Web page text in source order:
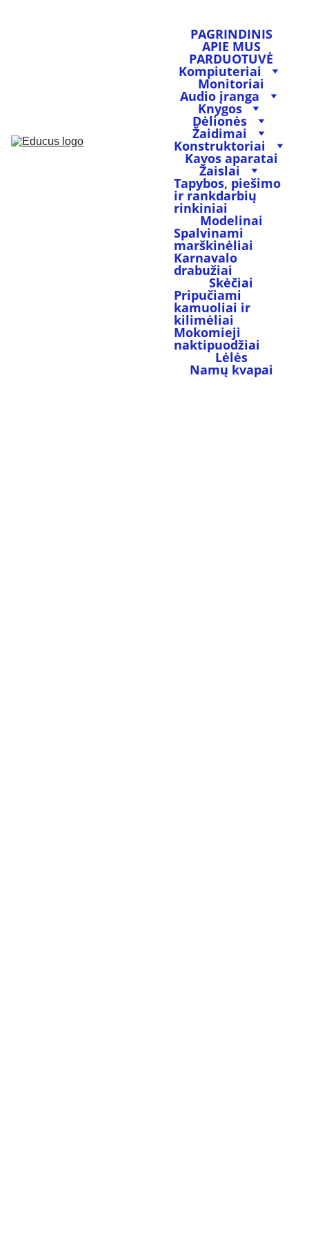
PAGRINDINIS
APIE MUS
PARDUOTUVĖ
Kompiuteriai
Monitoriai
Audio įranga
Knygos
Dėlionės
Žaidimai
Konstruktoriai
Kavos aparatai
Žaislai
Tapybos, piešimo
ir rankdarbių
rinkiniai
Modelinai
Spalvinami
marškinėliai
Karnavalo
drabužiai
Skėčiai
Pripučiami
kamuoliai ir
kilimėliai
Mokomieji
naktipuodžiai
Lėlės
Namų kvapai